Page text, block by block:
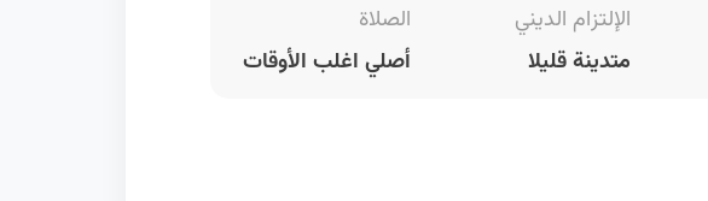
الإلتزام الديني
متدينة قليلا
الصلاة
أصلي اغلب الأوقات